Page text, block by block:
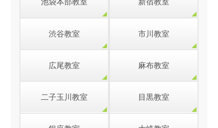
池袋本部教室 新宿教室
渋谷教室 市川教室
広尾教室 麻布教室
二子玉川教室 目黒教室